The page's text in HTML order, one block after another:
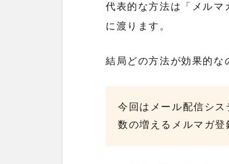
代表的な方法は「メルマ
に渡ります。
結局どの方法が効果的な
今回はメール配信シ
数の増えるメルマガ登